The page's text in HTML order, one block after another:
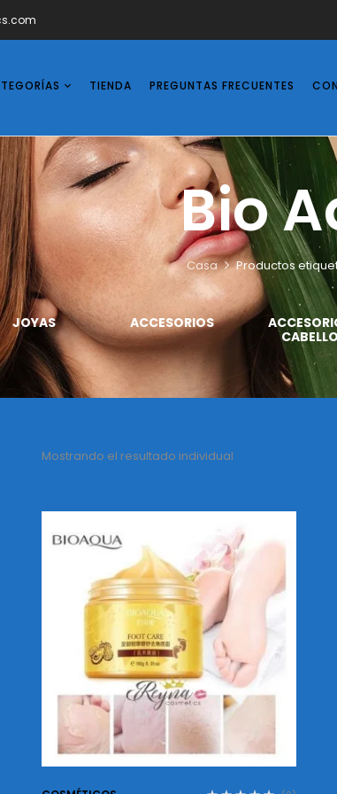
TIENDA PREGUNTAS FRECUENTES
Bio
Casa Productos
JOYAS ACCESORIOS
CABELLO
Mostrando el resultado individual